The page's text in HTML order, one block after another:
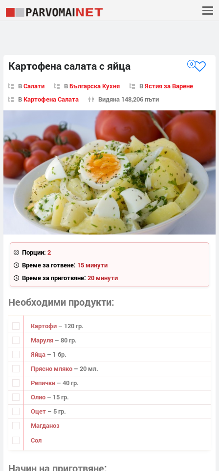
Картофена салата с яйца 0
ВСалати ВБългарска Кухня ВЯстия за Варене
ВКартофена Салата Видяна 148,206 пъти
Порции: 2
Време за готвене: 15 минути
Време за приготвяне: 20 минути
Необходими продукти
Картофи – 120 гр.
Маруля – 80 гр.
Яйца – 1 бр.
Прясно мляко – 20 мл.
Репички – 40 гр.
Олио – 15 гр.
Оцет – 5 гр.
Магданоз
Сол
Начин на приготвяне